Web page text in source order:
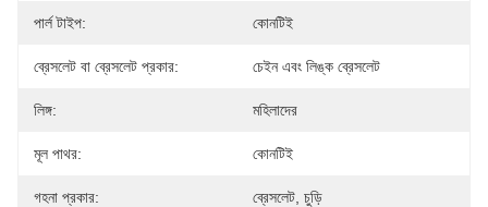
পার্ল টাইপ: কোনটিই
ব্রেসলেট বা ব্রেসলেট প্রকার: চেইন এবং লিঙ্ক ব্রেসলেট
লিঙ্গ: মহিলাদের
মূল পাথর: কোনটিই
গহনা প্রকার: ব্রেসলেট, চুড়ি